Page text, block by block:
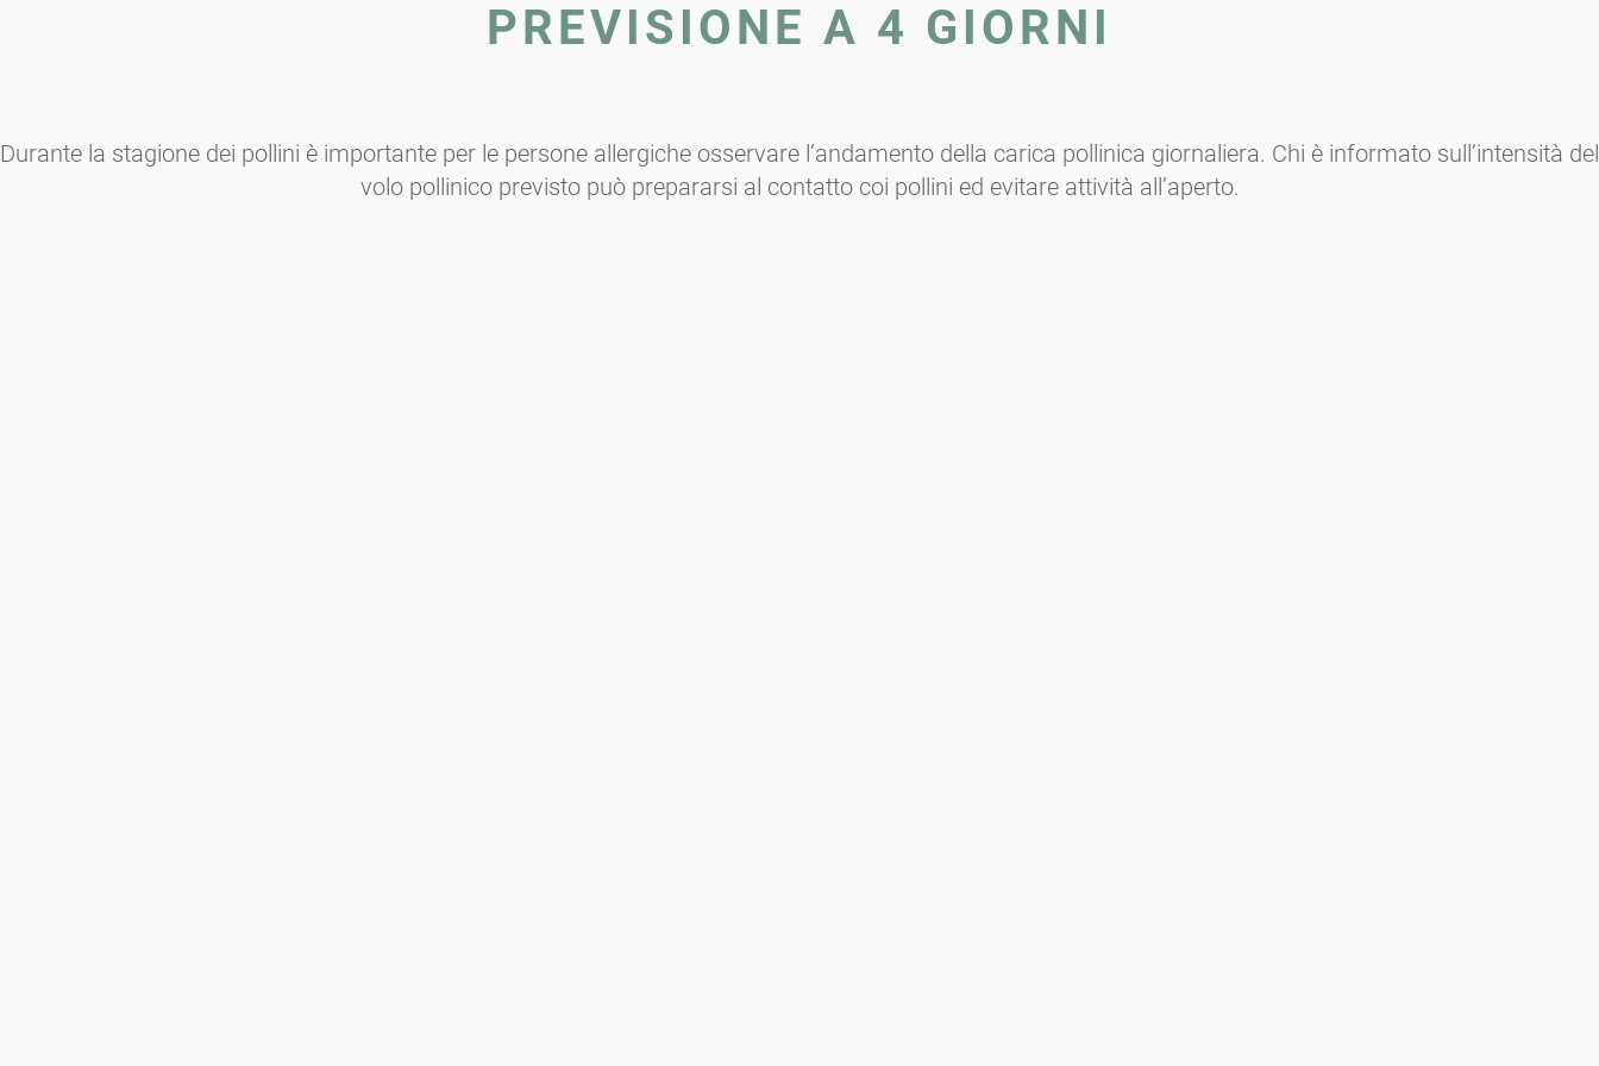
PREVISIONE A 4 GIORNI
Durante la stagione dei pollini è importante per le persone allergiche osservare l’andamento della carica pollinica giornaliera. Chi è informato sull’intensità del
volo pollinico previsto può prepararsi al contatto coi pollini ed evitare attività all’aperto.